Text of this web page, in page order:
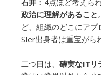
政治に理解があること
ど、組織のどこにア
SIer出身者は重宝がら
二つ目は、 確実なITリ